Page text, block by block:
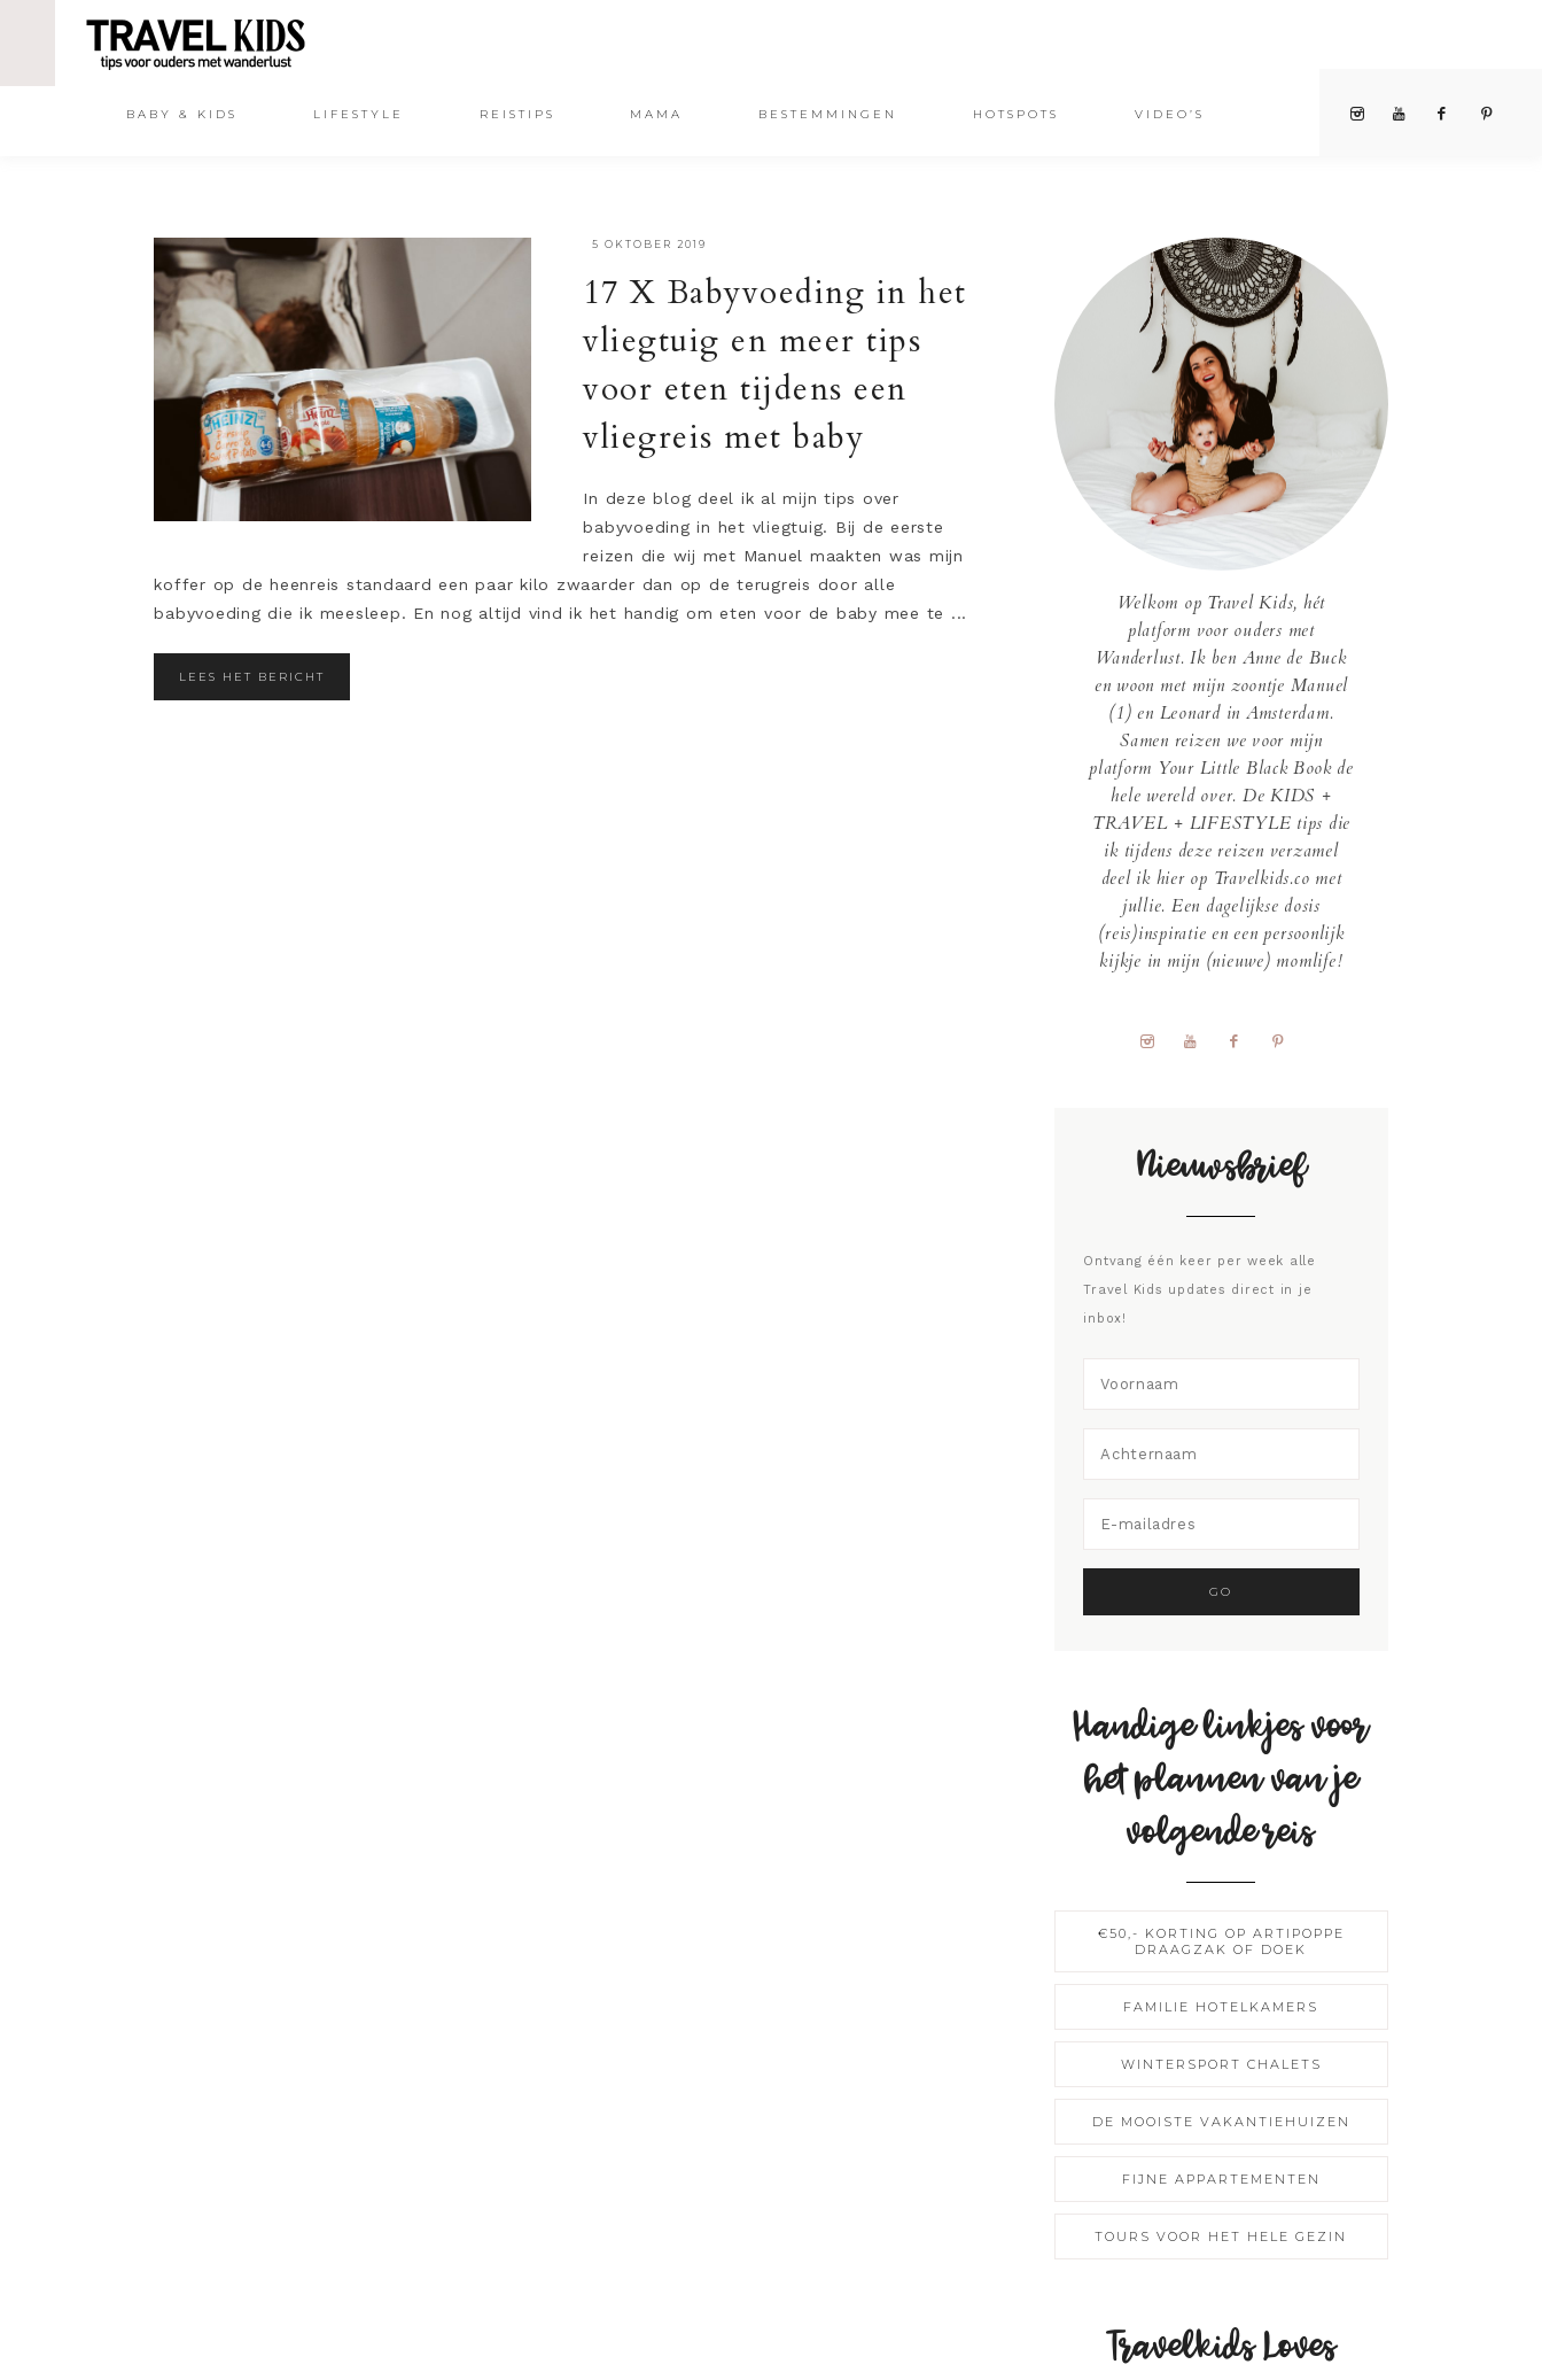
BABY & KIDS LIFESTYLE REISTIPS MAMA BESTEMMINGEN HOTSPOTS VIDEO’S
·5 OKTOBER 2019
17 X Babyvoeding in het
vliegtuig en meer tips
voor eten tijdens een
vliegreis met baby
In deze blog deel ik al mijn tips over
babyvoeding in het vliegtuig. Bij de eerste
reizen die wij met Manuel maakten was mijn
koffer op de heenreis standaard een paar kilo zwaarder dan op de terugreis door alle
babyvoeding die ik meesleep. En nog altijd vind ik het handig om eten voor de baby mee te ...
LEES HET BERICHT
Welkom op Travel Kids, hét
platform voor ouders met
Wanderlust. Ik ben Anne de Buck
en woon met mijn zoontje Manuel
(1) en Leonard in Amsterdam.
Samen reizen we voor mijn
platform Your Little Black Book de
hele wereld over. De KIDS +
TRAVEL + LIFESTYLE tips die
ik tijdens deze reizen verzamel
deel ik hier op Travelkids.co met
jullie. Een dagelijkse dosis
(reis)inspiratie en een persoonlijk
kijkje in mijn (nieuwe) momlife!
Nieuwsbrief
Ontvang één keer per week alle
Travel Kids updates direct in je
inbox!
Handige linkjes voor
het plannen van je
volgende reis
€50,- KORTING OP ARTIPOPPE
DRAAGZAK OF DOEK
FAMILIE HOTELKAMERS
WINTERSPORT CHALETS
DE MOOISTE VAKANTIEHUIZEN
FIJNE APPARTEMENTEN
TOURS VOOR HET HELE GEZIN
Travelkids Loves